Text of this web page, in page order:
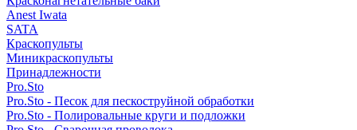
Anest Iwata
SATA
Краскопульты
Миникраскопульты
Принадлежности
Pro.Sto
Pro.Sto - Песок для пескоструйной обработки
Pro.Sto - Полировальные круги и подложки